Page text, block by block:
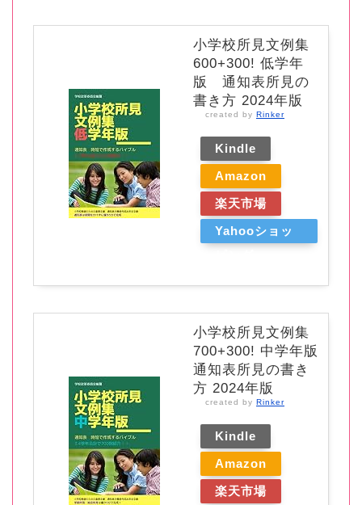
小学校所見文例集
600+300! 低学年
版 通知表所見の
書き方 2024年版
created by Rinker
Kindle
Amazon
楽天市場
Yahooショッ
小学校所見文例集
700+300! 中学年版
通知表所見の書き
方 2024年版
created by Rinker
Kindle
Amazon
楽天市場